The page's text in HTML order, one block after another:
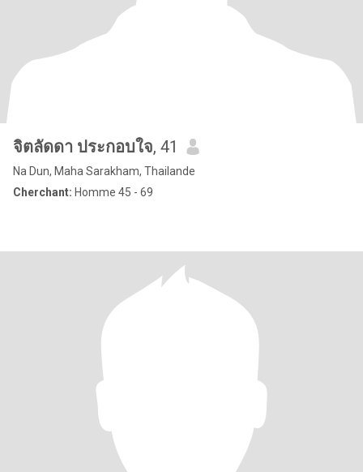
จิตลัดดา ประกอบใจ, 41
Na Dun, Maha Sarakham, Thailande
Cherchant: Homme 45 - 69